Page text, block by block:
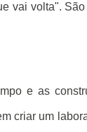
vai volta".
e as
criar um